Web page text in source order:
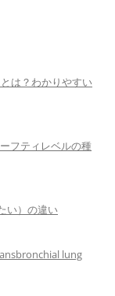
は？わかりやすい
ーフティレベルの種
い）の違い
lung